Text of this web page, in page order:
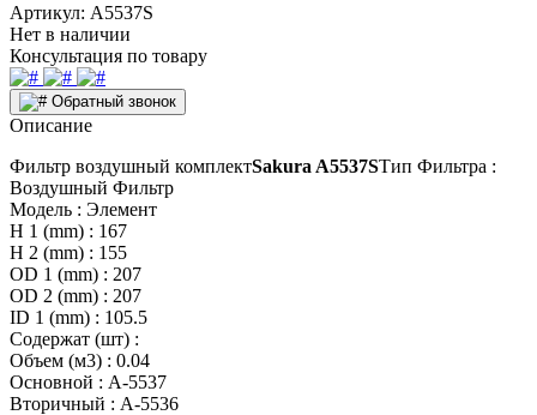
Артикул: A5537S
Нет в наличии
Консультация по товару
Обратный звонок
Описание
Фильтр воздушный комплектSakura A5537SТип Фильтра :
Воздушный Фильтр
Модель : Элемент
H 1 (mm) : 167
H 2 (mm) : 155
OD 1 (mm) : 207
OD 2 (mm) : 207
ID 1 (mm) : 105.5
Содержат (шт) :
Объем (м3) : 0.04
Основной : A-5537
Вторичный : A-5536